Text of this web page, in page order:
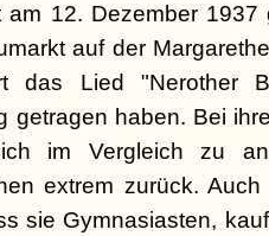
12. Dezember 1937
auf der
das Lied "Nerother
getragen haben. Bei
im Vergleich zu
extrem zurück.
sie Gymnasiasten,